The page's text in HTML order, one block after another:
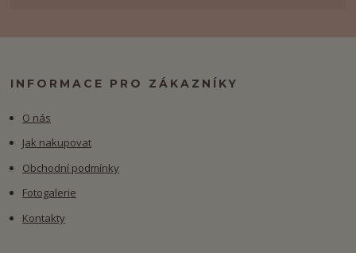
INFORMACE PRO ZÁKAZNÍKY
O nás
Jak nakupovat
Obchodní podmínky
Fotogalerie
Kontakty